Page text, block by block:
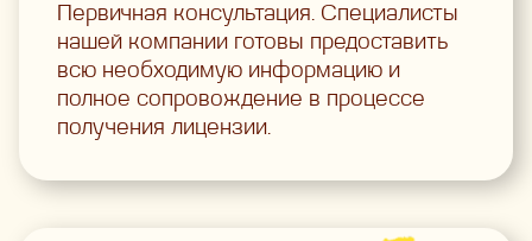
Первичная консультация. Специалисты
нашей компании готовы предоставить
всю необходимую информацию и
полное сопровождение в процессе
получения лицензии.